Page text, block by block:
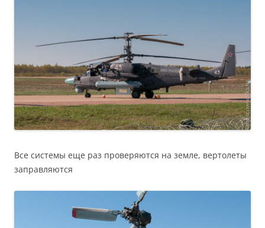
Все системы еще раз проверяются на земле, вертолеты
заправляются